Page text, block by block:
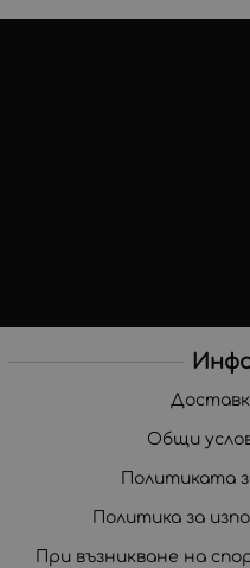
Общи
Политиката
Политика за
При възникване на